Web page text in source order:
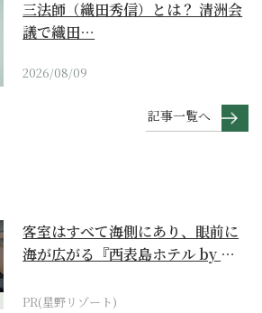
三法師（織田秀信）とは？ 清洲会
議で織田…
2026/08/09
記事一覧へ
客室はすべて海側にあり、眼前に
海が広がる『西表島ホテル by 星
PR(星野リゾート)